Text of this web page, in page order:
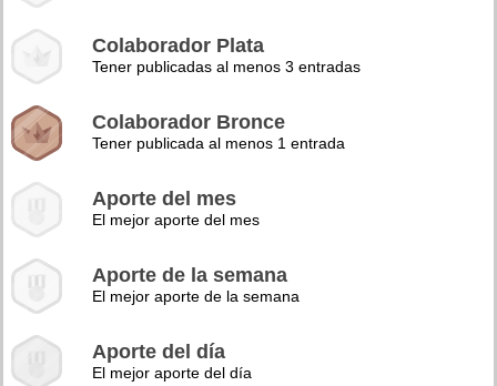
Colaborador Plata
Tener publicadas al menos 3 entradas
Colaborador Bronce
Tener publicada al menos 1 entrada
Aporte del mes
El mejor aporte del mes
Aporte de la semana
El mejor aporte de la semana
Aporte del día
El mejor aporte del día